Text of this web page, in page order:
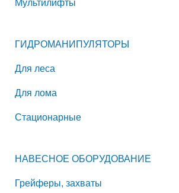
Мультилифты
ГИДРОМАНИПУЛЯТОРЫ
Для леса
Для лома
Стационарные
НАВЕСНОЕ ОБОРУДОВАНИЕ
Грейферы, захваты